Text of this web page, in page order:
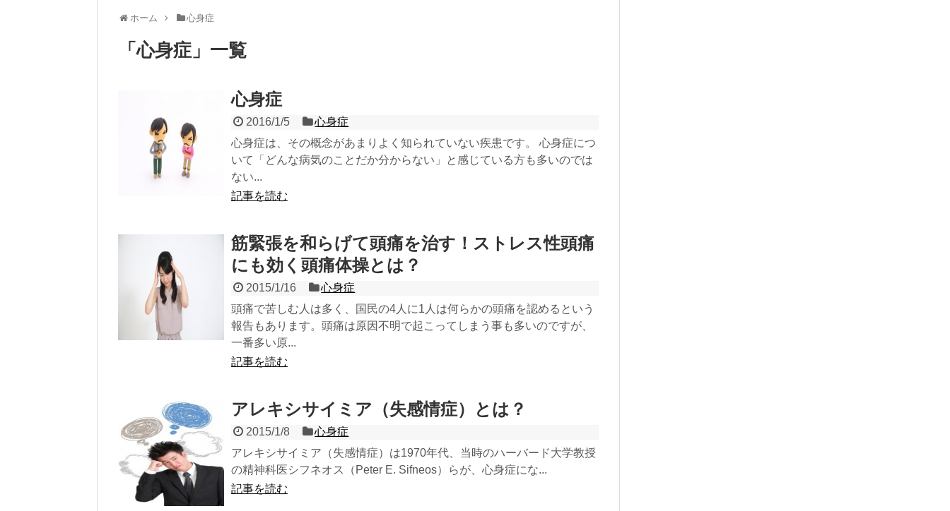
ホーム 心身症
「心身症 」 一覧
心身症
2016/1/5
心身症
心身症は、その概念があまりよく知られていない疾患です。 心身症につ
いて「どんな病気のことだか分からない」と感じている方も多いのでは
ない...
記事を読む
筋緊張を和らげて頭痛を治す！ストレス性頭痛
にも効く頭痛体操とは？
2015/1/16
心身症
頭痛で苦しむ人は多く、国民の4人に1人は何らかの頭痛を認めるという
報告もあります。頭痛は原因不明で起こってしまう事も多いのですが、
一番多い原...
記事を読む
アレキシサイミア（失感情症）とは？
2015/1/8
心身症
アレキシサイミア（失感情症）は1970年代、当時のハーバード大学教授
の精神科医シフネオス（Peter E. Sifneos）らが、心身症にな...
記事を読む